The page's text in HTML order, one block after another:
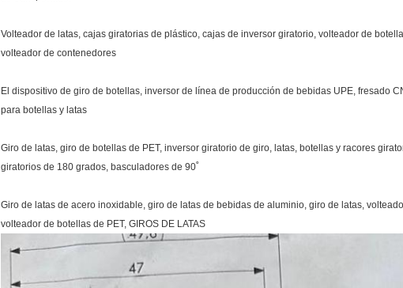
Volteador de latas, cajas giratorias de plástico, cajas de inversor giratorio, volteador de
volteador de contenedores
El dispositivo de giro de botellas, inversor de línea de producción de bebidas UPE, fresado
para botellas y latas
Giro de latas, giro de botellas de PET, inversor giratorio de giro, latas, botellas y racores
giratorios de 180 grados, basculadores de 90˚
Giro de latas de acero inoxidable, giro de latas de bebidas de aluminio, giro de latas,
volteador de botellas de PET, GIROS DE LATAS